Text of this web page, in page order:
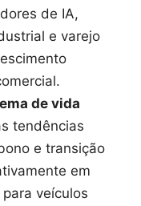
de IA,
e varejo
de vida
tendências
e transição
em
veículos